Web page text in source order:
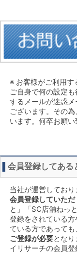
※ お客様がご利用す
ご自身で何の設定
するメールが迷惑
ございます。その
います。何卒お願い
会員登録してある
当社が運営しており
会員登録していた
と」「SC店舗ねっ
登録をされている
ている方であっても
ご登録が必要とな
イリサーチの会員登